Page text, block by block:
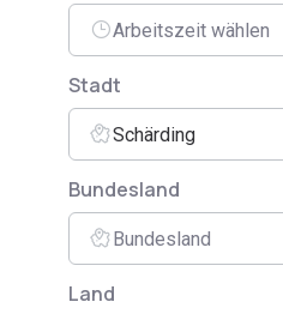
Arbeitszeit wählen
Stadt
Schärding
Bundesland
Bundesland
Land